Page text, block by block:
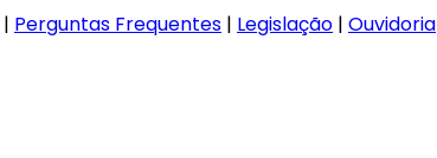
| Perguntas Frequentes | Legislação | Ouvidoria